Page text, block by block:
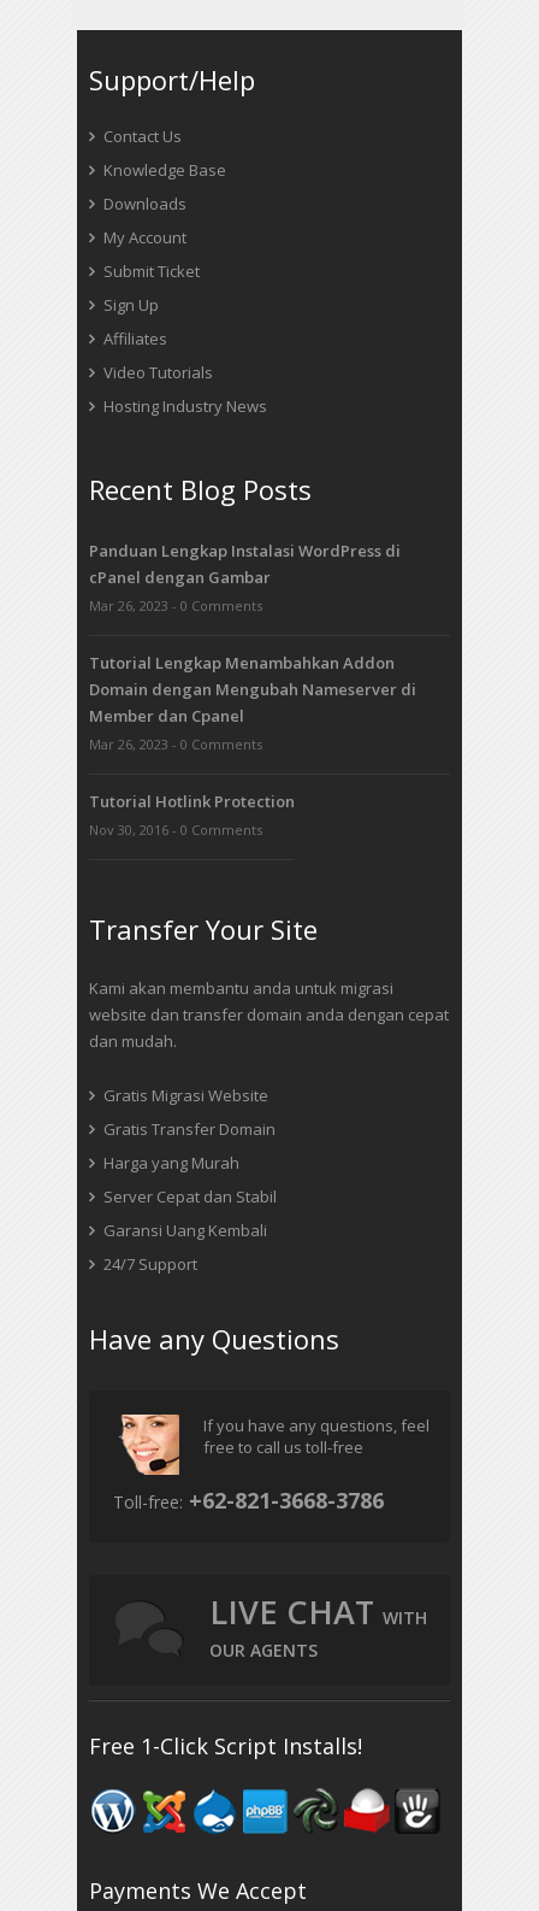
Support/Help
Contact Us
Knowledge Base
Downloads
My Account
Submit Ticket
Sign Up
Affiliates
Video Tutorials
Hosting Industry News
Recent Blog Posts
Panduan Lengkap Instalasi WordPress di
cPanel dengan Gambar
Mar 26, 2023 - 0 Comments
Tutorial Lengkap Menambahkan Addon
Domain dengan Mengubah Nameserver di
Member dan Cpanel
Mar 26, 2023 - 0 Comments
Tutorial Hotlink Protection
Nov 30, 2016 - 0 Comments
Transfer Your Site
Kami akan membantu anda untuk migrasi
website dan transfer domain anda dengan cepat
dan mudah.
Gratis Migrasi Website
Gratis Transfer Domain
Harga yang Murah
Server Cepat dan Stabil
Garansi Uang Kembali
24/7 Support
Have any Questions
If you have any questions, feel
free to call us toll-free
Toll-free: +62-821-3668-3786
LIVE CHAT WITH
OUR AGENTS
Free 1-Click Script Installs!
Payments We Accept